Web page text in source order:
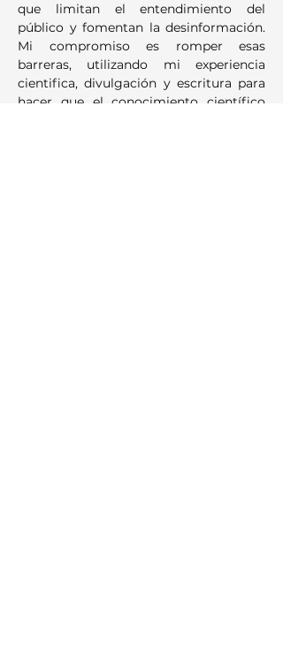
que limitan el entendimiento del
público y fomentan la desinformación.
Mi compromiso es romper esas
barreras, utilizando mi experiencia
cientifica, divulgación y escritura para
hacer que el conocimiento científico